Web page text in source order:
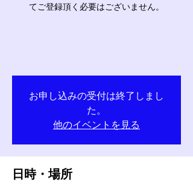
てご登録頂く必要はございません。
お申し込みの受付は終了しまし
た。
他のイベントを見る
日時・場所